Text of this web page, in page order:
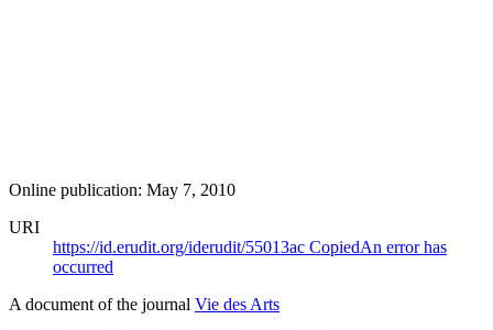
Online publication: May 7, 2010
URI
https://id.erudit.org/iderudit/55013ac CopiedAn error has
occurred
A document of the journal Vie des Arts